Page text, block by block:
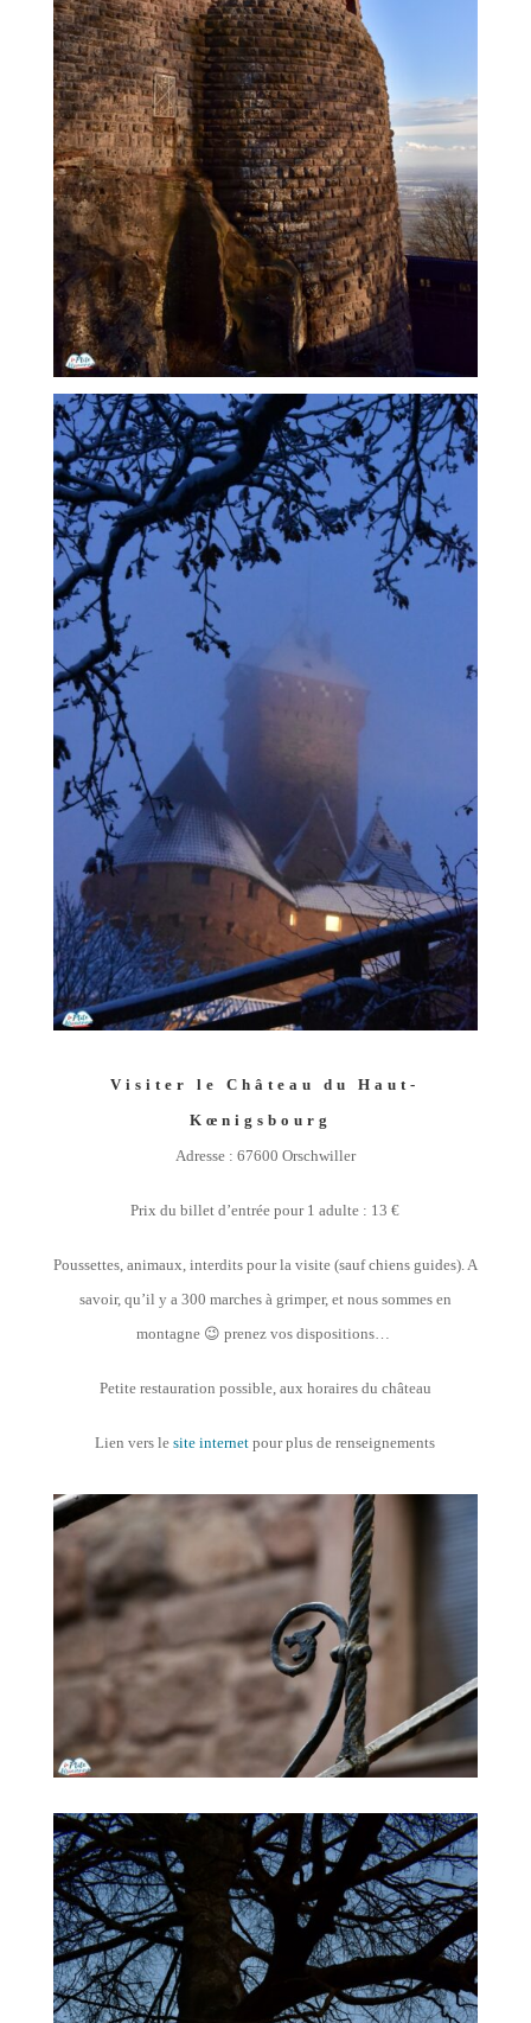
Visiter le Château du Haut-
Kœnigsbourg
Adresse : 67600 Orschwiller
Prix du billet d’entrée pour 1 adulte : 13 €
Poussettes, animaux, interdits pour la visite (sauf chiens guides). A
savoir, qu’il y a 300 marches à grimper, et nous sommes en
montagne 😉 prenez vos dispositions…
Petite restauration possible, aux horaires du château
Lien vers le site internet pour plus de renseignements